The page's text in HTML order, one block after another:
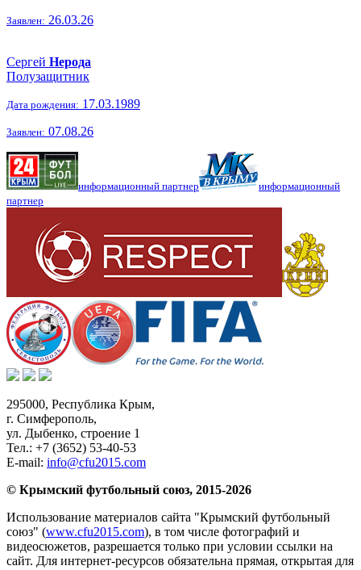
Заявлен: 26.03.26
Сергей Нерода
Полузащитник
Дата рождения: 17.03.1989
Заявлен: 07.08.26
информационный партнер
информационный
партнер
295000, Республика Крым,
г. Симферополь,
ул. Дыбенко, строение 1
Тел.: +7 (3652) 53-40-53
E-mail: info@cfu2015.com
© Крымский футбольный союз, 2015-2026
Использование материалов сайта "Крымский футбольный
союз" (www.cfu2015.com), в том числе фотографий и
видеосюжетов, разрешается только при условии ссылки на
сайт. Для интернет-ресурсов обязательна прямая, открытая для